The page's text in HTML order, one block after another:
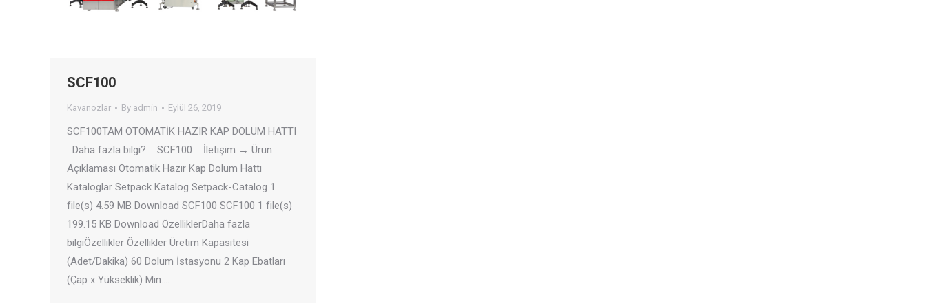
SCF100
Kavanozlar By admin Eylül 26, 2019
SCF100TAM OTOMATİK HAZIR KAP DOLUM HATTI
Daha fazla bilgi? SCF100 İletişim → Ürün
Açıklaması Otomatik Hazır Kap Dolum Hattı
Kataloglar Setpack Katalog Setpack-Catalog 1
file(s) 4.59 MB Download SCF100 SCF100 1 file(s)
199.15 KB Download ÖzelliklerDaha fazla
bilgiÖzellikler Özellikler Üretim Kapasitesi
(Adet/Dakika) 60 Dolum İstasyonu 2 Kap Ebatları
(Çap x Yükseklik) Min.…